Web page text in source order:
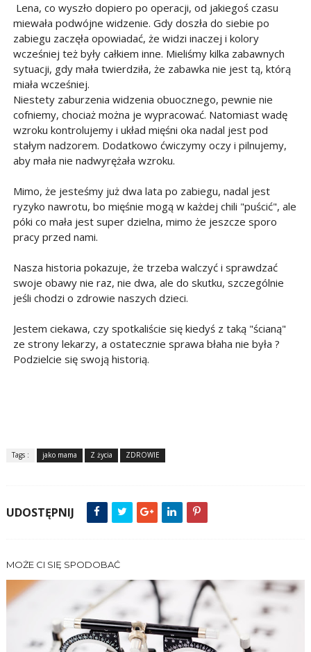
Lena, co wyszło dopiero po operacji, od jakiegoś czasu
miewała podwójne widzenie. Gdy doszła do siebie po
zabiegu zaczęła opowiadać, że widzi inaczej i kolory
wcześniej też były całkiem inne. Mieliśmy kilka zabawnych
sytuacji, gdy mała twierdziła, że zabawka nie jest tą, którą
miała wcześniej.
Niestety zaburzenia widzenia obuocznego, pewnie nie
cofniemy, chociaż można je wypracować. Natomiast wadę
wzroku kontrolujemy i układ mięśni oka nadal jest pod
stałym nadzorem. Dodatkowo ćwiczymy oczy i pilnujemy,
aby mała nie nadwyrężała wzroku.
Mimo, że jesteśmy już dwa lata po zabiegu, nadal jest
ryzyko nawrotu, bo mięśnie mogą w każdej chili "puścić", ale
póki co mała jest super dzielna, mimo że jeszcze sporo
pracy przed nami.
Nasza historia pokazuje, że trzeba walczyć i sprawdzać
swoje obawy nie raz, nie dwa, ale do skutku, szczególnie
jeśli chodzi o zdrowie naszych dzieci.
Jestem ciekawa, czy spotkaliście się kiedyś z taką "ścianą"
ze strony lekarzy, a ostatecznie sprawa błaha nie była ?
Podzielcie się swoją historią.
Tags : jako mama Z życia ZDROWIE
UDOSTĘPNIJ
MOŻE CI SIĘ SPODOBAĆ